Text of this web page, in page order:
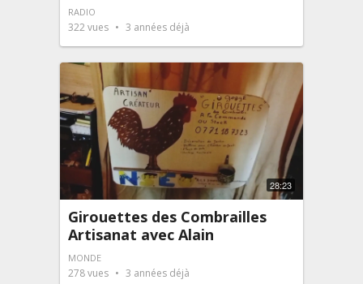
RADIO
322vues 3 années déjà
28:23
Girouettes des Combrailles
Artisanat avec Alain
MONDE
278vues 3 années déjà